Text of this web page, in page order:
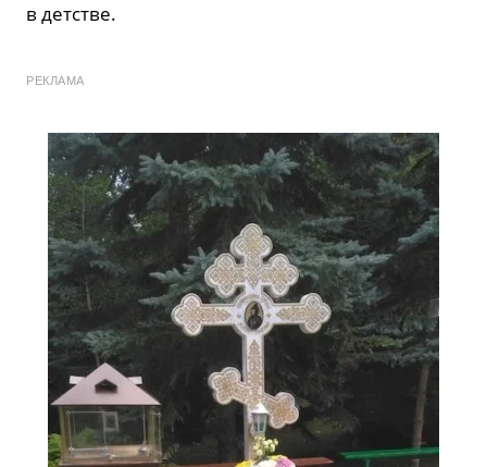
в детстве.
РЕКЛАМА